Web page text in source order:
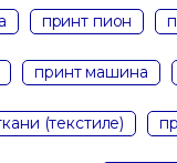
принт пион
принт машина
(текстиле)